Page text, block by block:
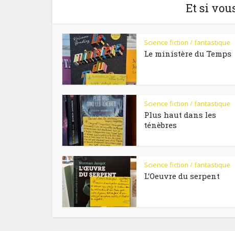
Et si
Science fiction / fantastique
Le ministère du Temps
Science fiction / fantastique
Plus haut dans les
ténèbres
Science fiction / fantastique
L’Oeuvre du serpent